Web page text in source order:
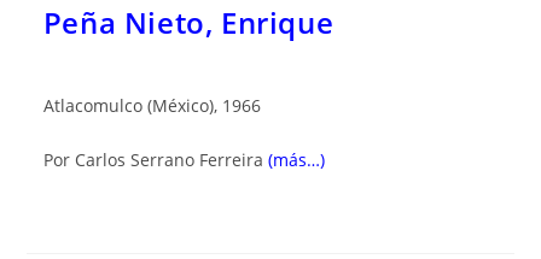
Peña Nieto, Enrique
Atlacomulco (México), 1966
Por Carlos Serrano Ferreira (más…)